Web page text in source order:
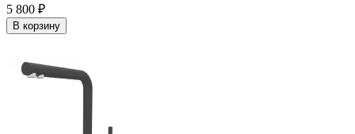
5 800 ₽
В корзину